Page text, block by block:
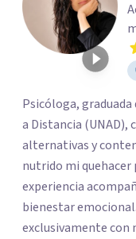
Psicóloga,
a Distancia
alternativas y
nutrido mi quehacer
experiencia
bienestar emocional. Actualmente trabajo
exclusivamente con